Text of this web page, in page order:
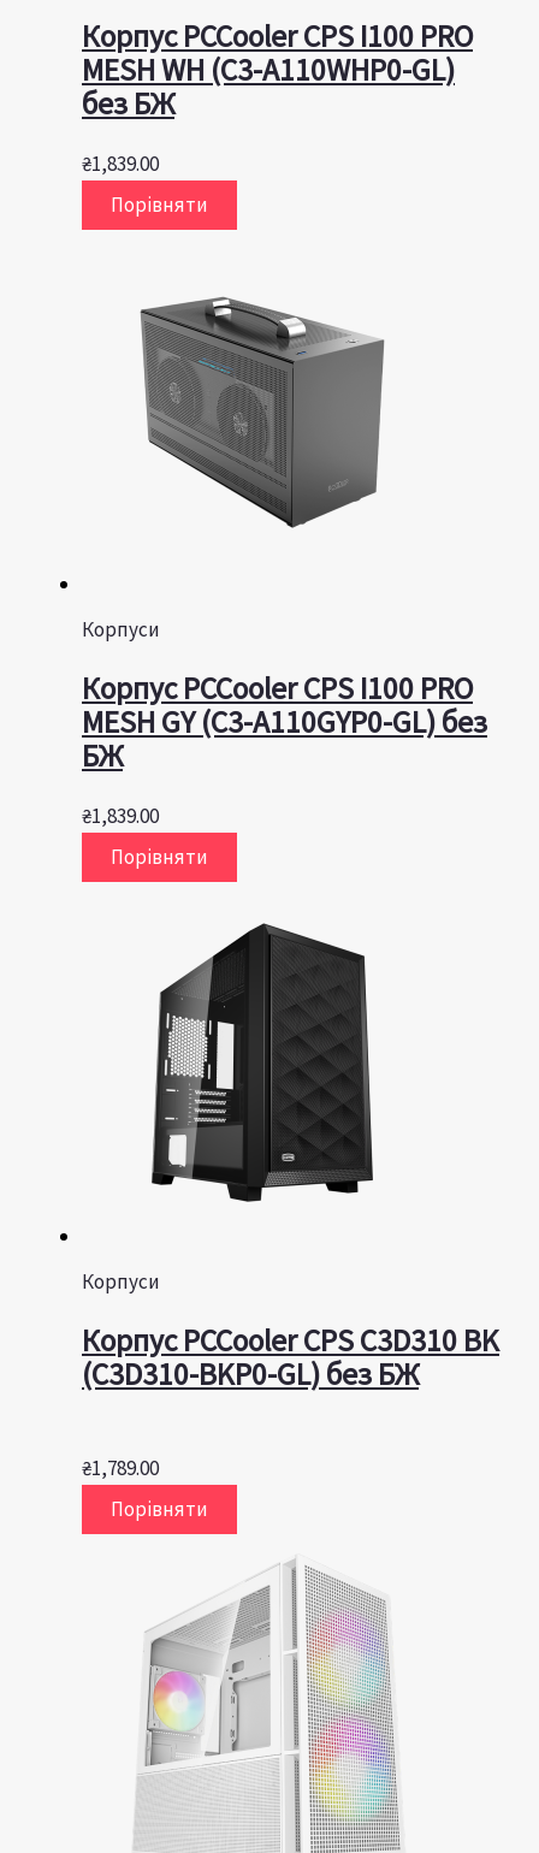
Корпус PCCooler CPS I100 PRO
MESH WH (C3-A110WHP0-GL)
без БЖ
₴1,839.00
Порівняти
Корпуси
Корпус PCCooler CPS I100 PRO
MESH GY (C3-A110GYP0-GL) без
БЖ
₴1,839.00
Порівняти
Корпуси
Корпус PCCooler CPS C3D310 BK
(C3D310-BKP0-GL) без БЖ
₴1,789.00
Порівняти